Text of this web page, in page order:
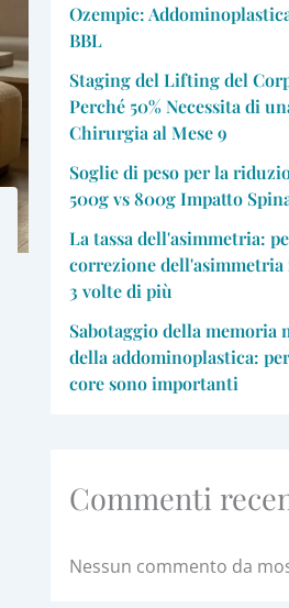
Ozempic:
BBL
Staging del Lifting del
Perché 50% Necessita di
Chirurgia al Mese 9
Soglie di peso per la
500g vs 800g Impatto
La tassa dell'asimmetria:
correzione dell'asimmetria
3 volte di più
Sabotaggio della memoria
della addominoplastica:
core sono importanti
Commenti
Nessun commento da